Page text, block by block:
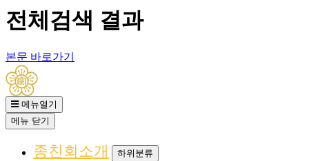
전체검색 결과
본문 바로가기
메뉴열기
메뉴 닫기
종친회소개 하위분류